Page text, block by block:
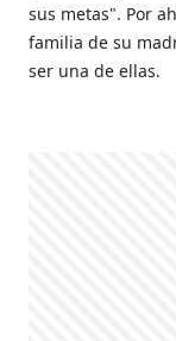
sus metas". Por
familia de su
ser una de ellas.